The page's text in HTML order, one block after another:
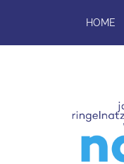
main
HOME